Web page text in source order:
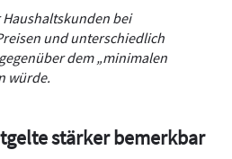
Haushaltskunden bei
und unterschiedlich
dem „minimalen
würde.
stärker bemerkbar